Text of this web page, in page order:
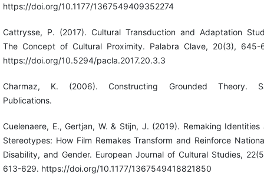
https://doi.org/10.1177/1367549409352274
Cattrysse, P. (2017). Cultural Transduction and Adaptation
The Concept of Cultural Proximity. Palabra Clave, 20(3), 645-
https://doi.org/10.5294/pacla.2017.20.3.3
Charmaz, K. (2006). Constructing Grounded Theory.
Publications.
Cuelenaere, E., Gertjan, W. & Stijn, J. (2019). Remaking Identities
Stereotypes: How Film Remakes Transform and Reinforce
Disability, and Gender. European Journal of Cultural Studies,
613-629. https://doi.org/10.1177/1367549418821850